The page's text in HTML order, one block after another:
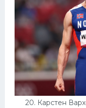
20. Карстен